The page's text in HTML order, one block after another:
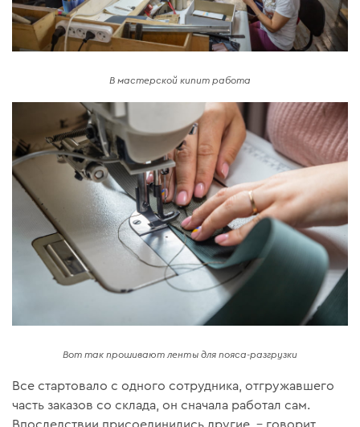
В мастерской кипит работа
Вот так прошивают ленты для пояса-разгрузки
Все стартовало с одного сотрудника, отгружавшего
часть заказов со склада, он сначала работал сам.